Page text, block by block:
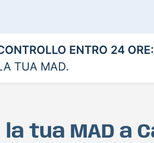
ENTRO 24 ORE:
TUA MAD.
la tua MAD a